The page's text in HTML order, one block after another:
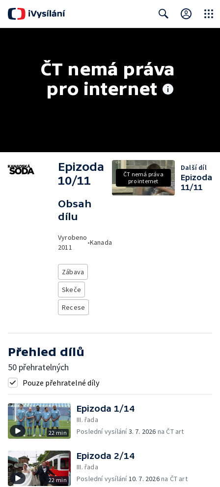
ČT nemá práva
pro internet
Epizoda
10/11
Obsah
dílu
Vyrobeno
2011
•Kanada
Zábava
Skeče
Recese
ČT nemá práva
pro internet
Další díl
Epizoda
11/11
Přehled dílů
50 přehratelných
Pouze přehratelné díly
22 min
Epizoda 1/14
III. řada
Poslední vysílání3. 7. 2026 na ČT art
22 min
Epizoda 2/14
III. řada
Poslední vysílání10. 7. 2026na ČT art